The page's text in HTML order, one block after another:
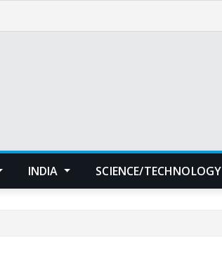
INDIA SCIENCE/TECHNOLOGY